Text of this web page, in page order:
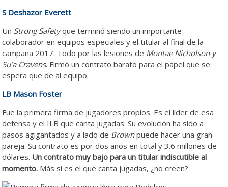
S Deshazor Everett
Un Strong Safetyque terminó siendo un importante
colaborador en equipos especiales y el titular al final de la
campaña 2017. Todo por las lesiones de Montae Nicholson y
Su’a Cravens. Firmó un contrato barato para el papel que se
espera que de al equipo.
LB Mason Foster
Fue la primera firma de jugadores propios. Es el líder de esa
defensa y el ILB que canta jugadas. Su evolución ha sido a
pasos agigantados y a lado de Brownpuede hacer una gran
pareja. Su contrato es por dos años en total y 3.6 millones de
dólares. Un contrato muy bajo para un titular indiscutible al
momento. Más si es el que canta jugadas, ¿no creen?